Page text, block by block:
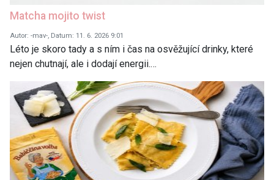
Matcha mojito twist
Autor: -mav-, Datum: 11. 6. 2026 9:01
Léto je skoro tady a s ním i čas na osvěžující drinky, které
nejen chutnají, ale i dodají energii.…